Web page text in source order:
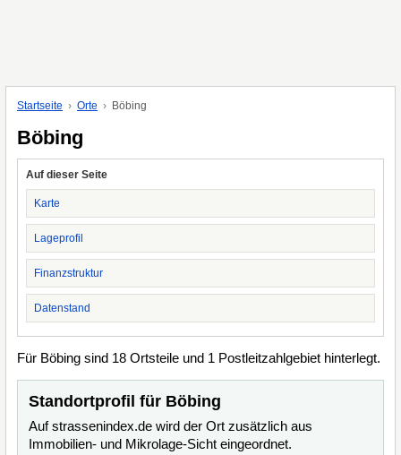
Startseite Orte Böbing
Böbing
Auf dieser Seite
Karte
Lageprofil
Finanzstruktur
Datenstand
Für Böbing sind 18 Ortsteile und 1 Postleitzahlgebiet hinterlegt.
Standortprofil für Böbing
Auf strassenindex.de wird der Ort zusätzlich aus
Immobilien- und Mikrolage-Sicht eingeordnet.